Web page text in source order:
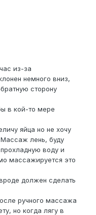
из-за
немного вниз,
сторону
в кой-то мере
яйца но не хочу
лень, буду
воду и
массажируется это
должен сделать
ручного массажа
но когда лягу в